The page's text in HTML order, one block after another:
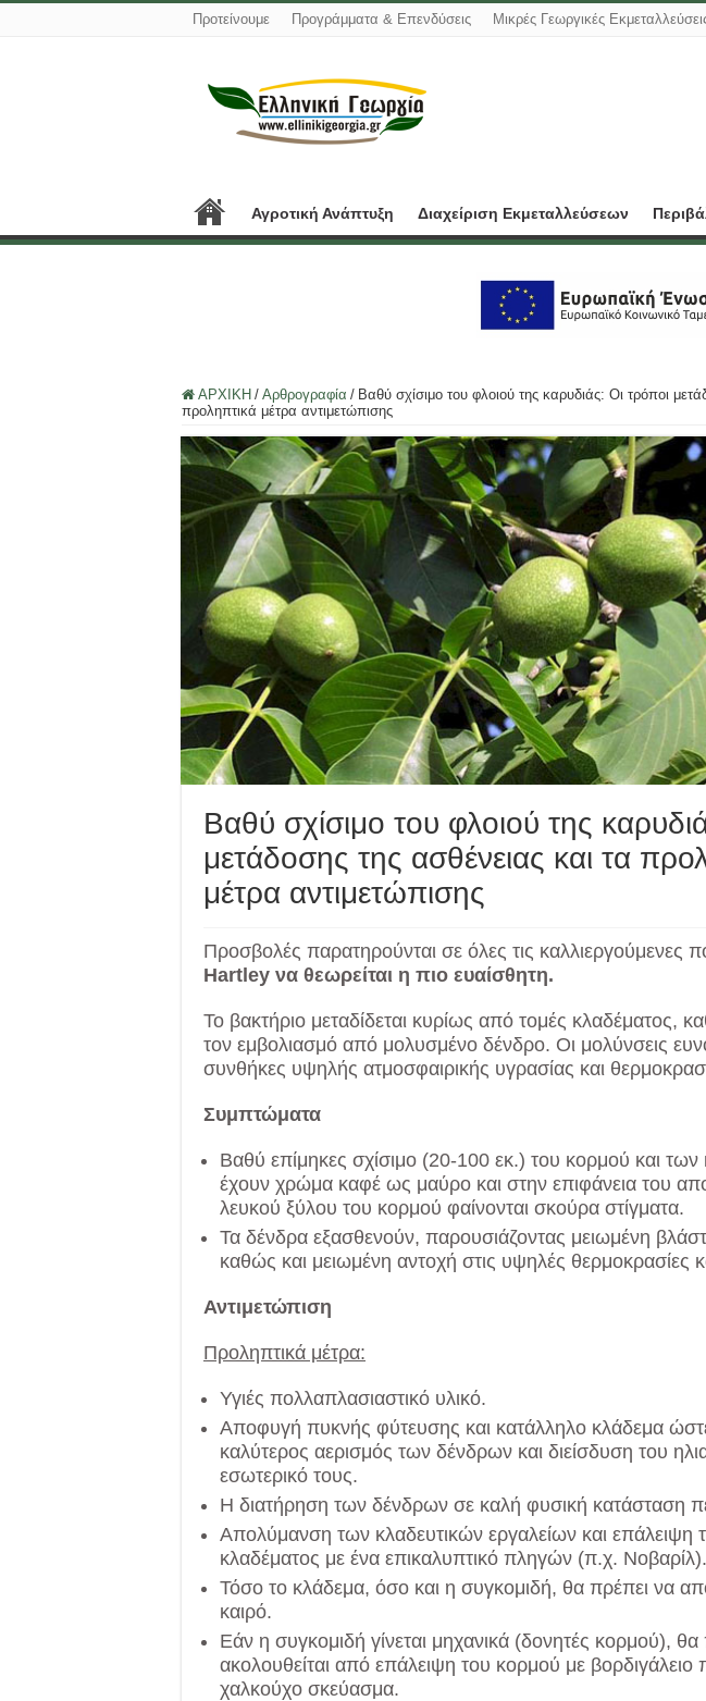
Προτείνουμε Προγράμματα & Επενδύσεις Μικρές Γεωργικές
Αγροτική Ανάπτυξη Διαχείριση Εκμεταλλεύσεων
ΑΡΧΙΚΗ / Αρθρογραφία / Βαθύ σχίσιμο του φλοιού της καρυδιάς: Οι τρόποι
προληπτικά μέτρα αντιμετώπισης
Βαθύ σχίσιμο του φλοιού της
μετάδοσης της ασθένειας και τα
μέτρα αντιμετώπισης
Προσβολές παρατηρούνται σε όλες τις καλλιεργούμενες
Hartley να θεωρείται η πιο ευαίσθητη.
Το βακτήριο μεταδίδεται κυρίως από τομές κλαδέματος,
τον εμβολιασμό από μολυσμένο δένδρο. Οι μολύνσεις
συνθήκες υψηλής ατμοσφαιρικής υγρασίας και
Συμπτώματα
Βαθύ επίμηκες σχίσιμο (20-100 εκ.) του κορμού και
έχουν χρώμα καφέ ως μαύρο και στην επιφάνεια του
λευκού ξύλου του κορμού φαίνονται σκούρα στίγματα.
Τα δένδρα εξασθενούν, παρουσιάζοντας μειωμένη
καθώς και μειωμένη αντοχή στις υψηλές θερμοκρασίες
Αντιμετώπιση
Προληπτικά μέτρα:
Υγιές πολλαπλασιαστικό υλικό.
Αποφυγή πυκνής φύτευσης και κατάλληλο κλάδεμα ώστε
καλύτερος αερισμός των δένδρων και διείσδυση του
εσωτερικό τους.
Η διατήρηση των δένδρων σε καλή φυσική κατάσταση
Απολύμανση των κλαδευτικών εργαλείων και επάλειψη
κλαδέματος με ένα επικαλυπτικό πληγών (π.χ. Νοβαρίλ).
Τόσο το κλάδεμα, όσο και η συγκομιδή, θα πρέπει να
καιρό.
Εάν η συγκομιδή γίνεται μηχανικά (δονητές κορμού), θα
ακολουθείται από επάλειψη του κορμού με
χαλκούχο σκεύασμα.